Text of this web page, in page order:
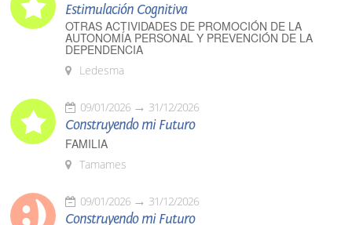
Estimulación Cognitiva
OTRAS ACTIVIDADES DE PROMOCIÓN DE LA
AUTONOMÍA PERSONAL Y PREVENCIÓN DE LA
DEPENDENCIA
Ledesma
09/01/2026 31/12/2026
Construyendo mi Futuro
FAMILIA
Tamames
09/01/2026 31/12/2026
Construyendo mi Futuro